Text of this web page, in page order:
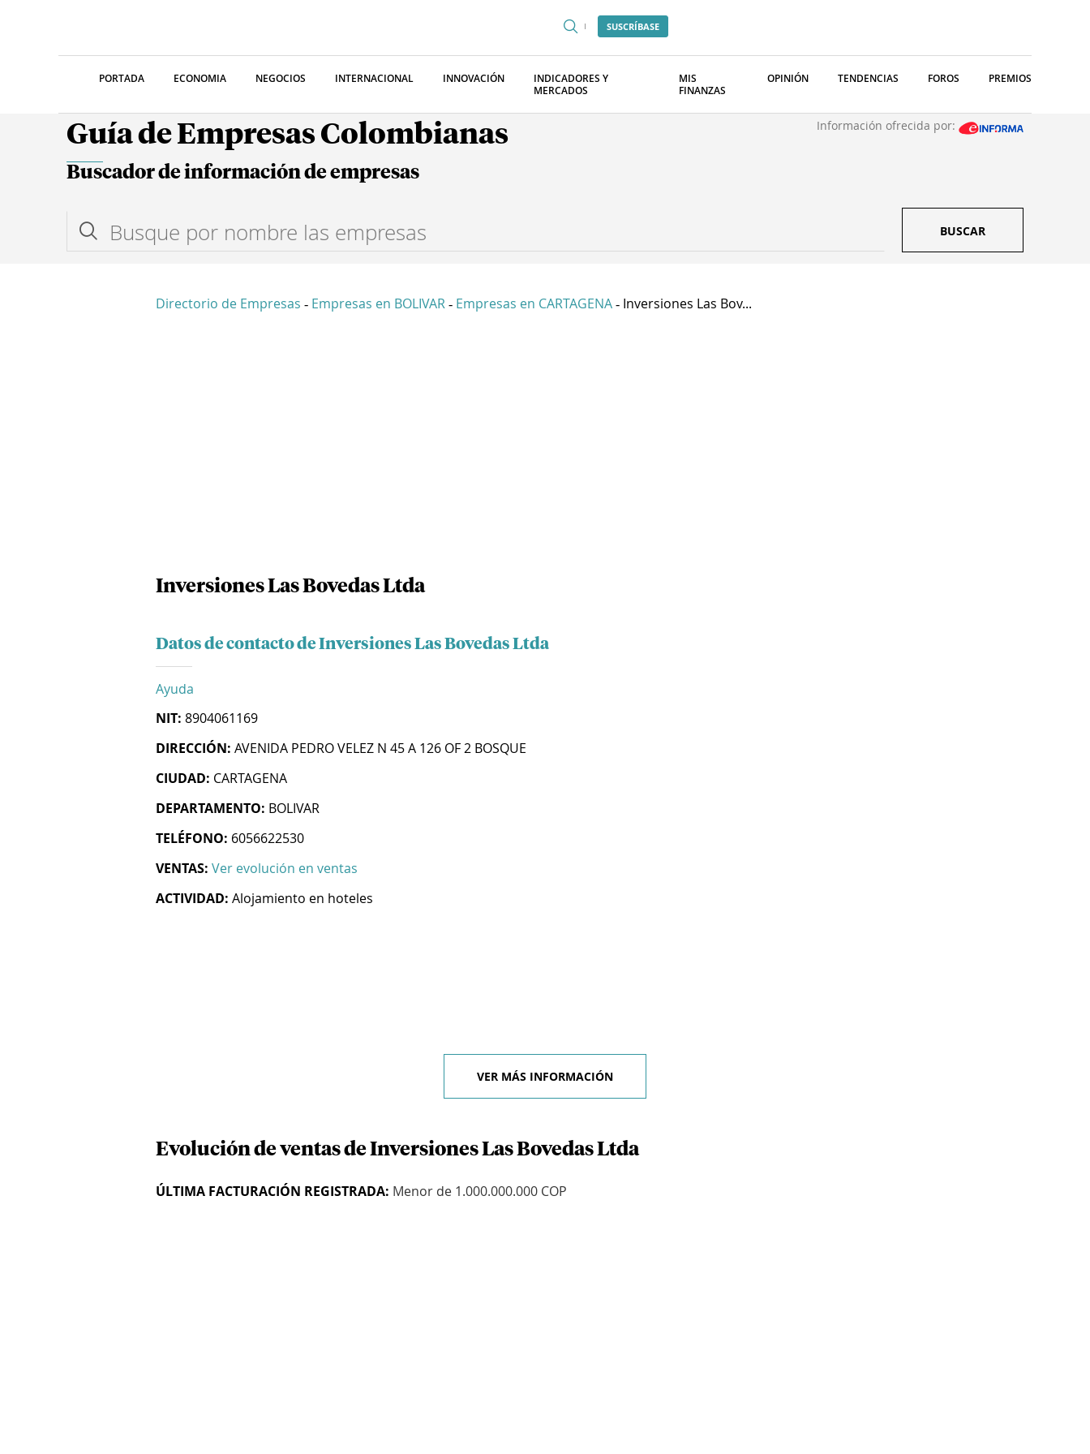
SUSCRÍBASE
PORTADA ECONOMIA NEGOCIOS INTERNACIONAL INNOVACIÓN
INDICADORES Y
MERCADOS
MIS
FINANZAS
OPINIÓN TENDENCIAS FOROS PREMIOS
Guía de Empresas Colombianas Información ofrecida por:
Buscador de información de empresas
BUSCAR
Directorio de Empresas - Empresas en BOLIVAR - Empresas en CARTAGENA - Inversiones Las Bov...
Inversiones Las Bovedas Ltda
Datos de contacto de Inversiones Las Bovedas Ltda
Ayuda
NIT: 8904061169
DIRECCIÓN: AVENIDA PEDRO VELEZ N 45 A 126 OF 2 BOSQUE
CIUDAD: CARTAGENA
DEPARTAMENTO: BOLIVAR
TELÉFONO: 6056622530
VENTAS: Ver evolución en ventas
ACTIVIDAD: Alojamiento en hoteles
VER MÁS INFORMACIÓN
Evolución de ventas de Inversiones Las Bovedas Ltda
ÚLTIMA FACTURACIÓN REGISTRADA: Menor de 1.000.000.000 COP